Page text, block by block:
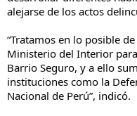
alejarse de los actos
“Tratamos en lo posible
Ministerio del Interior
Barrio Seguro, y a ello
instituciones como la
Nacional de Perú”, indicó.